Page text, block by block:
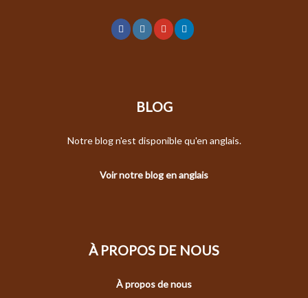
BLOG
Notre blog n'est disponible qu'en anglais.
Voir notre blog en anglais
À PROPOS DE NOUS
À propos de nous